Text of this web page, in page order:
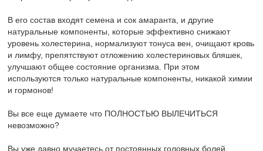
В его состав входят семена и сок амаранта, и другие
натуральные компоненты, которые эффективно снижают
уровень холестерина, нормализуют тонуса вен, очищают кровь
и лимфу, препятствуют отложению холестериновых бляшек,
улучшают общее состояние организма. При этом
используются только натуральные компоненты, никакой химии
и гормонов!
Вы все еще думаете что ПОЛНОСТЬЮ ВЫЛЕЧИТЬСЯ
невозможно?
Вы уже давно мучаетесь от постоянных головных болей,